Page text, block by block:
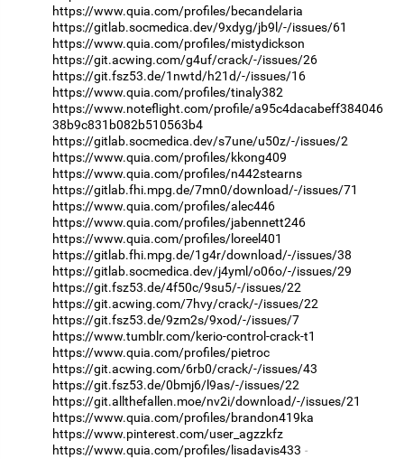
https://www.quia.com/profiles/becandelaria
https://gitlab.socmedica.dev/9xdyg/jb9l/-/issues/61
https://www.quia.com/profiles/mistydickson
https://git.acwing.com/g4uf/crack/-/issues/26
https://git.fsz53.de/1nwtd/h21d/-/issues/16
https://www.quia.com/profiles/tinaly382
https://www.noteflight.com/profile/a95c4dacabeff384046
38b9c831b082b510563b4
https://gitlab.socmedica.dev/s7une/u50z/-/issues/2
https://www.quia.com/profiles/kkong409
https://www.quia.com/profiles/n442stearns
https://gitlab.fhi.mpg.de/7mn0/download/-/issues/71
https://www.quia.com/profiles/alec446
https://www.quia.com/profiles/jabennett246
https://www.quia.com/profiles/loreel401
https://gitlab.fhi.mpg.de/1g4r/download/-/issues/38
https://gitlab.socmedica.dev/j4yml/o06o/-/issues/29
https://git.fsz53.de/4f50c/9su5/-/issues/22
https://git.acwing.com/7hvy/crack/-/issues/22
https://git.fsz53.de/9zm2s/9xod/-/issues/7
https://www.tumblr.com/kerio-control-crack-t1
https://www.quia.com/profiles/pietroc
https://git.acwing.com/6rb0/crack/-/issues/43
https://git.fsz53.de/0bmj6/l9as/-/issues/22
https://git.allthefallen.moe/nv2i/download/-/issues/21
https://www.quia.com/profiles/brandon419ka
https://www.pinterest.com/user_agzzkfz
https://www.quia.com/profiles/lisadavis433